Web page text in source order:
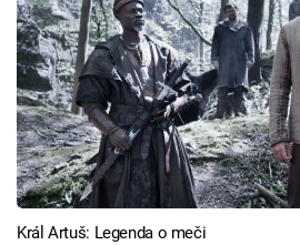
Král Artuš: Legenda o meči